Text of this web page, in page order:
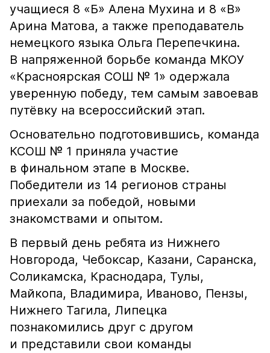
учащиеся 8 «Б» Алена Мухина и 8 «В»
Арина Матова, а также преподаватель
немецкого языка Ольга Перепечкина.
В напряженной борьбе команда МКОУ
«Красноярская СОШ № 1» одержала
уверенную победу, тем самым завоевав
путёвку на всероссийский этап.
Основательно подготовившись, команда
КСОШ № 1 приняла участие
в финальном этапе в Москве.
Победители из 14 регионов страны
приехали за победой, новыми
знакомствами и опытом.
В первый день ребята из Нижнего
Новгорода, Чебоксар, Казани, Саранска,
Соликамска, Краснодара, Тулы,
Майкопа, Владимира, Иваново, Пензы,
Нижнего Тагила, Липецка
познакомились друг с другом
и представили свои команды